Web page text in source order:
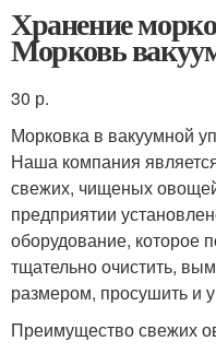
Хранение
Морковь
30 р.
Морковка в вакуумной
Наша компания
свежих, чищеных
предприятии
оборудование, которое
тщательно очистить,
размером, просушить и
Преимущество свежих